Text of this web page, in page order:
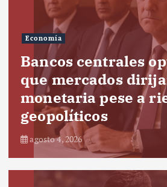
Economía
Bancos centrales
que mercados
monetaria pese a
geopolíticos
agosto 4, 2026